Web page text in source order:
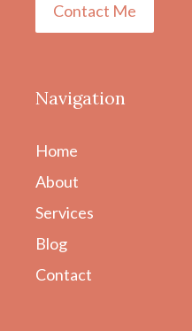
Contact Me
Navigation
Home
About
Services
Blog
Contact